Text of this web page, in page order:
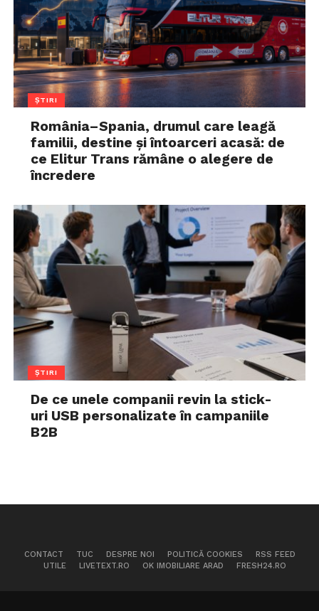
ȘTIRI
România–Spania, drumul care leagă
familii, destine și întoarceri acasă: de
ce Elitur Trans rămâne o alegere de
încredere
ȘTIRI
De ce unele companii revin la stick-
uri USB personalizate în campaniile
B2B
CONTACT TUC DESPRE NOI POLITICĂ COOKIES
RSS FEED
UTILE
LIVETEXT.RO OK IMOBILIARE ARAD FRESH24.RO